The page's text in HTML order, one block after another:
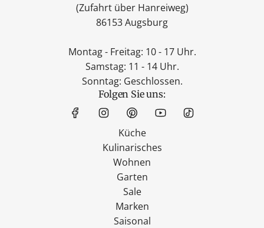
(Zufahrt über Hanreiweg)
86153 Augsburg
Montag - Freitag: 10 - 17 Uhr.
Samstag: 11 - 14 Uhr.
Sonntag: Geschlossen.
Folgen Sie uns:
Küche
Kulinarisches
Wohnen
Garten
Sale
Marken
Saisonal